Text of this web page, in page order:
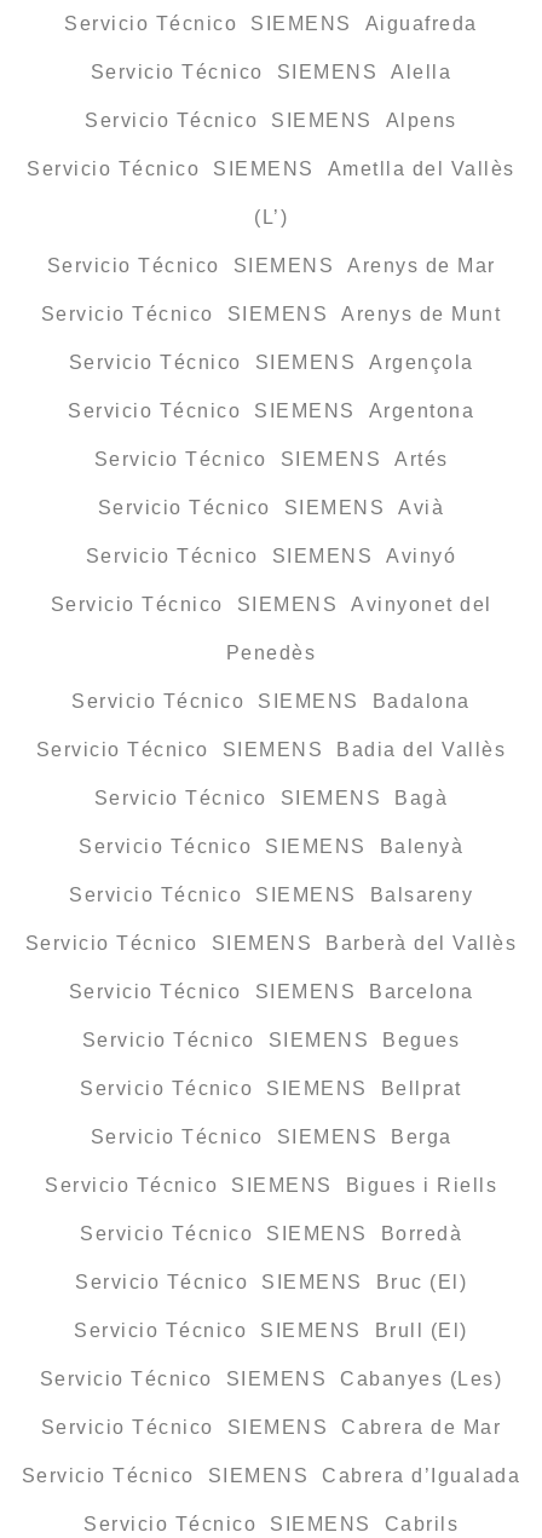
Servicio Técnico SIEMENS Aiguafreda
Servicio Técnico SIEMENS Alella
Servicio Técnico SIEMENS Alpens
Servicio Técnico SIEMENS Ametlla del Vallès
(L’)
Servicio Técnico SIEMENS Arenys de Mar
Servicio Técnico SIEMENS Arenys de Munt
Servicio Técnico SIEMENS Argençola
Servicio Técnico SIEMENS Argentona
Servicio Técnico SIEMENS Artés
Servicio Técnico SIEMENS Avià
Servicio Técnico SIEMENS Avinyó
Servicio Técnico SIEMENS Avinyonet del
Penedès
Servicio Técnico SIEMENS Badalona
Servicio Técnico SIEMENS Badia del Vallès
Servicio Técnico SIEMENS Bagà
Servicio Técnico SIEMENS Balenyà
Servicio Técnico SIEMENS Balsareny
Servicio Técnico SIEMENS Barberà del Vallès
Servicio Técnico SIEMENS Barcelona
Servicio Técnico SIEMENS Begues
Servicio Técnico SIEMENS Bellprat
Servicio Técnico SIEMENS Berga
Servicio Técnico SIEMENS Bigues i Riells
Servicio Técnico SIEMENS Borredà
Servicio Técnico SIEMENS Bruc (El)
Servicio Técnico SIEMENS Brull (El)
Servicio Técnico SIEMENS Cabanyes (Les)
Servicio Técnico SIEMENS Cabrera de Mar
Servicio Técnico SIEMENS Cabrera d’Igualada
Servicio Técnico SIEMENS Cabrils